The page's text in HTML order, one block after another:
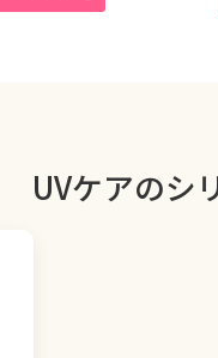
UVケアのシ